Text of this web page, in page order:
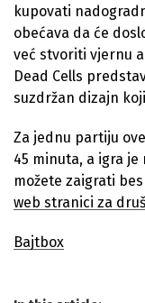
kupovati
obećava da će
već stvoriti vjernu
Dead Cells
suzdržan dizajn
Za jednu partiju
45 minuta, a igra je
možete zaigrati
web stranici za
Bajtbox